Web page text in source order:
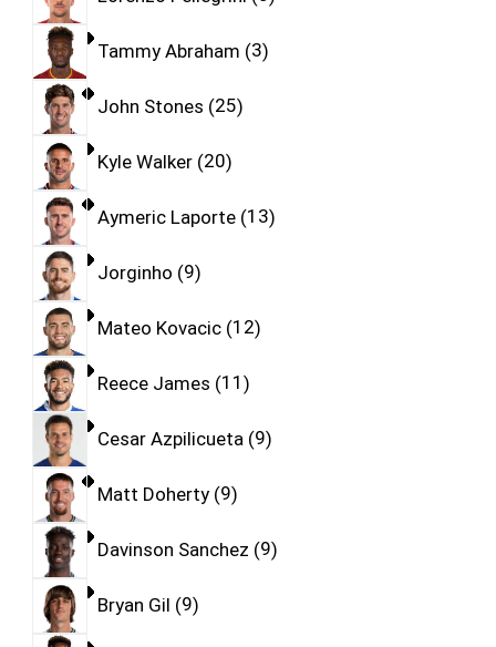
Tammy Abraham 3
John Stones 25
Kyle Walker 20
Aymeric Laporte 13
Jorginho 9
Mateo Kovacic 12
Reece James 11
Cesar Azpilicueta 9
Matt Doherty 9
Davinson Sanchez 9
Bryan Gil 9